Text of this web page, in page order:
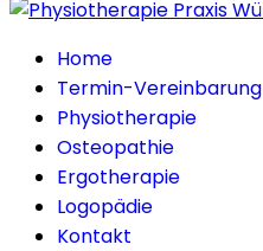
Home
Termin-Vereinbarung
Physiotherapie
Osteopathie
Ergotherapie
Logopädie
Kontakt